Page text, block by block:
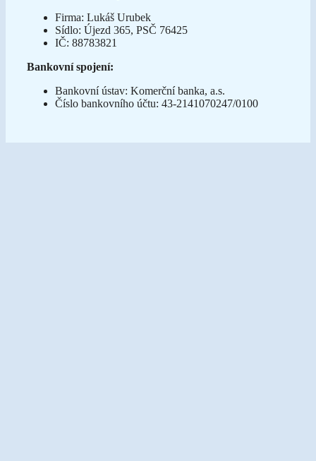
Firma: Lukáš Urubek
Sídlo: Újezd 365, PSČ 76425
IČ: 88783821
Bankovní spojení:
Bankovní ústav: Komerční banka, a.s.
Číslo bankovního účtu: 43-2141070247/0100